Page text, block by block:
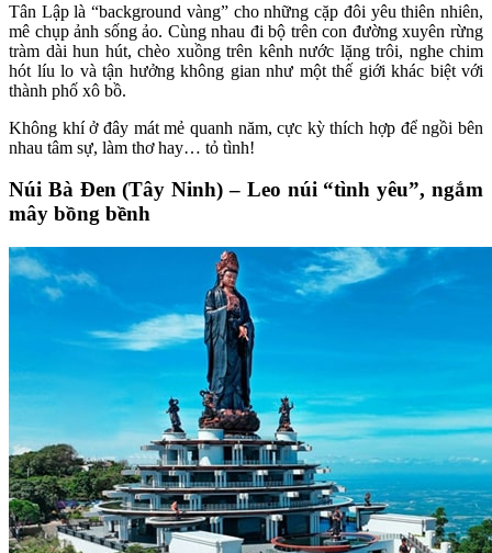
Tân Lập là “background vàng” cho những cặp đôi yêu thiên nhiên,
mê chụp ảnh sống ảo. Cùng nhau đi bộ trên con đường xuyên rừng
tràm dài hun hút, chèo xuồng trên kênh nước lặng trôi, nghe chim
hót líu lo và tận hưởng không gian như một thế giới khác biệt với
thành phố xô bồ.
Không khí ở đây mát mẻ quanh năm, cực kỳ thích hợp để ngồi bên
nhau tâm sự, làm thơ hay… tỏ tình!
Núi Bà Đen (Tây Ninh) – Leo núi “tình yêu”, ngắm
mây bồng bềnh